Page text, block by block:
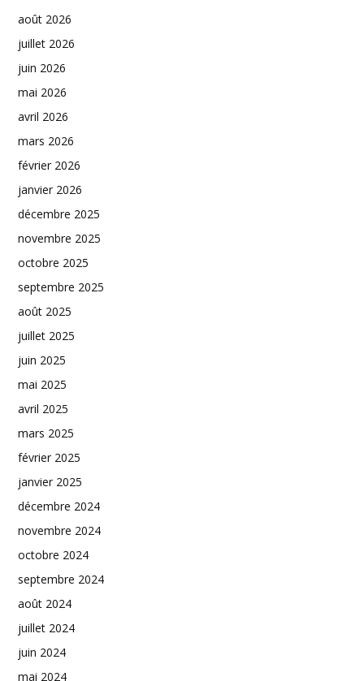
août 2026
juillet 2026
juin 2026
mai 2026
avril 2026
mars 2026
février 2026
janvier 2026
décembre 2025
novembre 2025
octobre 2025
septembre 2025
août 2025
juillet 2025
juin 2025
mai 2025
avril 2025
mars 2025
février 2025
janvier 2025
décembre 2024
novembre 2024
octobre 2024
septembre 2024
août 2024
juillet 2024
juin 2024
mai 2024